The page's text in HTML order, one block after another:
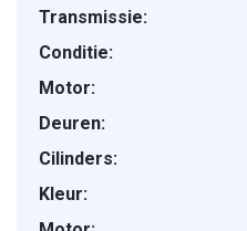
Transmissie:
Conditie:
Motor:
Deuren:
Cilinders:
Kleur: